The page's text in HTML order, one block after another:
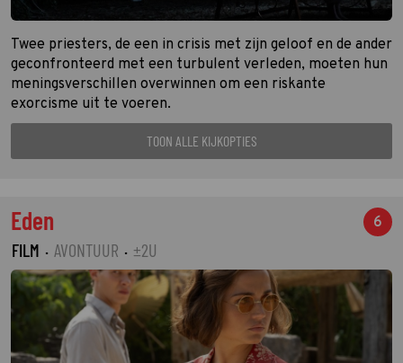
Twee priesters, de een in crisis met zijn geloof en de ander
geconfronteerd met een turbulent verleden, moeten hun
meningsverschillen overwinnen om een riskante
exorcisme uit te voeren.
TOON ALLE KIJKOPTIES
Eden 6
FILM · AVONTUUR · ±2U